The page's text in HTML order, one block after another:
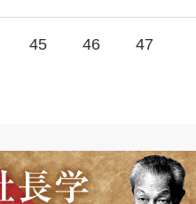
45 46 47